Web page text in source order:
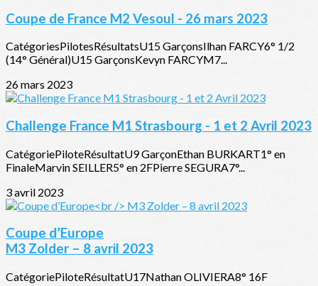
Coupe de France M2 Vesoul - 26 mars 2023
CatégoriesPilotesRésultatsU15 GarçonsIlhan FARCY6° 1/2
(14° Général)U15 GarçonsKevyn FARCYM7...
26 mars 2023
Challenge France M1 Strasbourg - 1 et 2 Avril 2023
CatégoriePiloteRésultatU9 GarçonEthan BURKART1° en
FinaleMarvin SEILLER5° en 2FPierre SEGURA7°...
3 avril 2023
Coupe d’Europe
M3 Zolder – 8 avril 2023
CatégoriePiloteRésultatU17Nathan OLIVIERA8° 16F